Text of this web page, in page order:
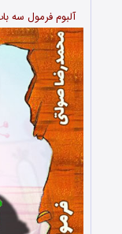
آلبوم فرمول سه